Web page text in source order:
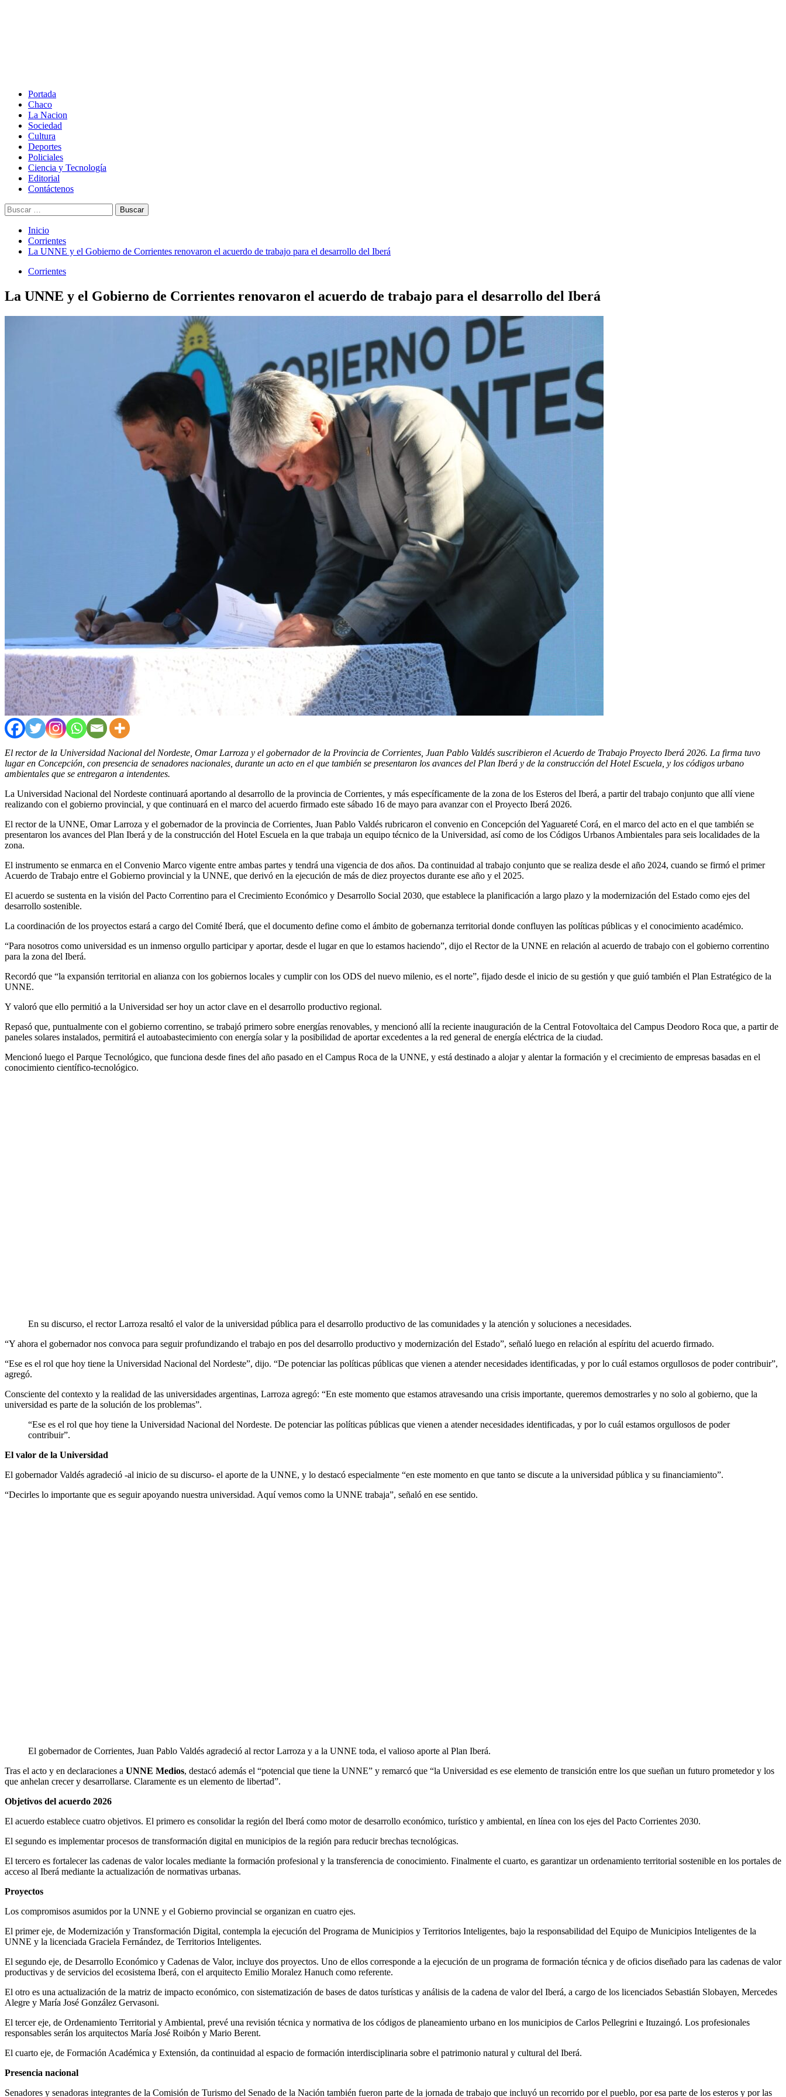
Portada
Chaco
La Nacion
Sociedad
Cultura
Deportes
Policiales
Ciencia y Tecnología
Editorial
Contáctenos
Buscar:
Inicio
Corrientes
La UNNE y el Gobierno de Corrientes renovaron el acuerdo de trabajo para el desarrollo del Iberá
Corrientes
La UNNE y el Gobierno de Corrientes renovaron el acuerdo de trabajo para el desarrollo del Iberá
El rector de la Universidad Nacional del Nordeste, Omar Larroza y el gobernador de la Provincia de Corrientes, Juan Pablo Valdés suscribieron el Acuerdo de Trabajo Proyecto Iberá 2026. La firma tuvo
lugar en Concepción, con presencia de senadores nacionales, durante un acto en el que también se presentaron los avances del Plan Iberá y de la construcción del Hotel Escuela, y los códigos urbano
ambientales que se entregaron a intendentes.
La Universidad Nacional del Nordeste continuará aportando al desarrollo de la provincia de Corrientes, y más específicamente de la zona de los Esteros del Iberá, a partir del trabajo conjunto que allí viene
realizando con el gobierno provincial, y que continuará en el marco del acuerdo firmado este sábado 16 de mayo para avanzar con el Proyecto Iberá 2026.
El rector de la UNNE, Omar Larroza y el gobernador de la provincia de Corrientes, Juan Pablo Valdés rubricaron el convenio en Concepción del Yaguareté Corá, en el marco del acto en el que también se
presentaron los avances del Plan Iberá y de la construcción del Hotel Escuela en la que trabaja un equipo técnico de la Universidad, así como de los Códigos Urbanos Ambientales para seis localidades de la
zona.
El instrumento se enmarca en el Convenio Marco vigente entre ambas partes y tendrá una vigencia de dos años. Da continuidad al trabajo conjunto que se realiza desde el año 2024, cuando se firmó el primer
Acuerdo de Trabajo entre el Gobierno provincial y la UNNE, que derivó en la ejecución de más de diez proyectos durante ese año y el 2025.
El acuerdo se sustenta en la visión del Pacto Correntino para el Crecimiento Económico y Desarrollo Social 2030, que establece la planificación a largo plazo y la modernización del Estado como ejes del
desarrollo sostenible.
La coordinación de los proyectos estará a cargo del Comité Iberá, que el documento define como el ámbito de gobernanza territorial donde confluyen las políticas públicas y el conocimiento académico.
“Para nosotros como universidad es un inmenso orgullo participar y aportar, desde el lugar en que lo estamos haciendo”, dijo el Rector de la UNNE en relación al acuerdo de trabajo con el gobierno correntino
para la zona del Iberá.
Recordó que “la expansión territorial en alianza con los gobiernos locales y cumplir con los ODS del nuevo milenio, es el norte”, fijado desde el inicio de su gestión y que guió también el Plan Estratégico de la
UNNE.
Y valoró que ello permitió a la Universidad ser hoy un actor clave en el desarrollo productivo regional.
Repasó que, puntualmente con el gobierno correntino, se trabajó primero sobre energías renovables, y mencionó allí la reciente inauguración de la Central Fotovoltaica del Campus Deodoro Roca que, a partir de
paneles solares instalados, permitirá el autoabastecimiento con energía solar y la posibilidad de aportar excedentes a la red general de energía eléctrica de la ciudad.
Mencionó luego el Parque Tecnológico, que funciona desde fines del año pasado en el Campus Roca de la UNNE, y está destinado a alojar y alentar la formación y el crecimiento de empresas basadas en el
conocimiento científico-tecnológico.
En su discurso, el rector Larroza resaltó el valor de la universidad pública para el desarrollo productivo de las comunidades y la atención y soluciones a necesidades.
“Y ahora el gobernador nos convoca para seguir profundizando el trabajo en pos del desarrollo productivo y modernización del Estado”, señaló luego en relación al espíritu del acuerdo firmado.
“Ese es el rol que hoy tiene la Universidad Nacional del Nordeste”, dijo. “De potenciar las políticas públicas que vienen a atender necesidades identificadas, y por lo cuál estamos orgullosos de poder contribuir”,
agregó.
Consciente del contexto y la realidad de las universidades argentinas, Larroza agregó: “En este momento que estamos atravesando una crisis importante, queremos demostrarles y no solo al gobierno, que la
universidad es parte de la solución de los problemas”.
“Ese es el rol que hoy tiene la Universidad Nacional del Nordeste. De potenciar las políticas públicas que vienen a atender necesidades identificadas, y por lo cuál estamos orgullosos de poder
contribuir”.
El valor de la Universidad
El gobernador Valdés agradeció -al inicio de su discurso- el aporte de la UNNE, y lo destacó especialmente “en este momento en que tanto se discute a la universidad pública y su financiamiento”.
“Decirles lo importante que es seguir apoyando nuestra universidad. Aquí vemos como la UNNE trabaja”, señaló en ese sentido.
El gobernador de Corrientes, Juan Pablo Valdés agradeció al rector Larroza y a la UNNE toda, el valioso aporte al Plan Iberá.
Tras el acto y en declaraciones a UNNE Medios, destacó además el “potencial que tiene la UNNE” y remarcó que “la Universidad es ese elemento de transición entre los que sueñan un futuro prometedor y los
que anhelan crecer y desarrollarse. Claramente es un elemento de libertad”.
Objetivos del acuerdo 2026
El acuerdo establece cuatro objetivos. El primero es consolidar la región del Iberá como motor de desarrollo económico, turístico y ambiental, en línea con los ejes del Pacto Corrientes 2030.
El segundo es implementar procesos de transformación digital en municipios de la región para reducir brechas tecnológicas.
El tercero es fortalecer las cadenas de valor locales mediante la formación profesional y la transferencia de conocimiento. Finalmente el cuarto, es garantizar un ordenamiento territorial sostenible en los portales de
acceso al Iberá mediante la actualización de normativas urbanas.
Proyectos
Los compromisos asumidos por la UNNE y el Gobierno provincial se organizan en cuatro ejes.
El primer eje, de Modernización y Transformación Digital, contempla la ejecución del Programa de Municipios y Territorios Inteligentes, bajo la responsabilidad del Equipo de Municipios Inteligentes de la
UNNE y la licenciada Graciela Fernández, de Territorios Inteligentes.
El segundo eje, de Desarrollo Económico y Cadenas de Valor, incluye dos proyectos. Uno de ellos corresponde a la ejecución de un programa de formación técnica y de oficios diseñado para las cadenas de valor
productivas y de servicios del ecosistema Iberá, con el arquitecto Emilio Moralez Hanuch como referente.
El otro es una actualización de la matriz de impacto económico, con sistematización de bases de datos turísticas y análisis de la cadena de valor del Iberá, a cargo de los licenciados Sebastián Slobayen, Mercedes
Alegre y María José González Gervasoni.
El tercer eje, de Ordenamiento Territorial y Ambiental, prevé una revisión técnica y normativa de los códigos de planeamiento urbano en los municipios de Carlos Pellegrini e Ituzaingó. Los profesionales
responsables serán los arquitectos María José Roibón y Mario Berent.
El cuarto eje, de Formación Académica y Extensión, da continuidad al espacio de formación interdisciplinaria sobre el patrimonio natural y cultural del Iberá.
Presencia nacional
Senadores y senadoras integrantes de la Comisión de Turismo del Senado de la Nación también fueron parte de la jornada de trabajo que incluyó un recorrido por el pueblo, por esa parte de los esteros y por las